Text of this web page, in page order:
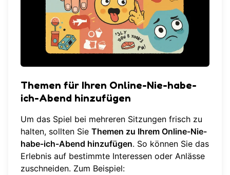
Themen für Ihren Online-Nie-habe-
ich-Abend hinzufügen
Um das Spiel bei mehreren Sitzungen frisch zu
halten, sollten Sie Themen zu Ihrem Online-Nie-
habe-ich-Abend hinzufügen. So können Sie das
Erlebnis auf bestimmte Interessen oder Anlässe
zuschneiden. Zum Beispiel: